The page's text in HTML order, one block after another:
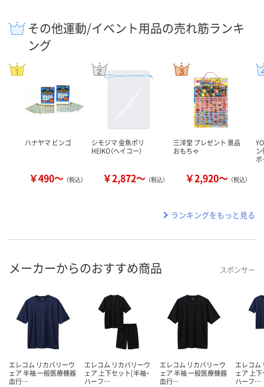
その他運動/イベント用品の売れ筋ランキ
ング
ハナヤマ ビンゴ
￥490～ （税込）
シモジマ 金魚ポリ
HEIKO（ヘイコー）
￥2,872～ （税込）
三洋堂 プレゼント 景品
おもちゃ
￥2,920～ （税込）
ン
ランキングをもっと見る
メーカーからのおすすめ商品 スポンサー
エレコム リカバリーウ
ェア 半袖 一般医療機器
血行…
エレコム リカバリーウ
ェア 上下セット[半袖・
ハーフ…
エレコム リカバリーウ
ェア 半袖 一般医療機器
血行…
エレコム
ェア 上
ハーフ…